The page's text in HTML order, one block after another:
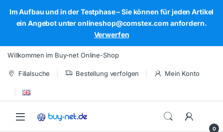
Im Aufbau und in der Testphase – Sie können für jeden Artikel
ein Angebot unter onlineshop@comstex.com anfordern.
Verwerfen
Skip to navigation
Skip to content
Willkommen im Buy-net Online-Shop
Filialsuche Bestellung verfolgen Mein Konto
Open
0